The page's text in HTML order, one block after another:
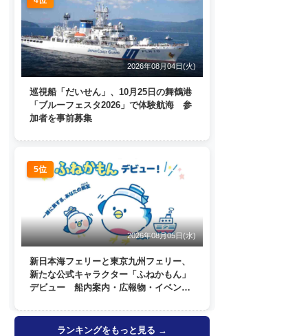
2026年08月04日(火)
巡視船「だいせん」、10月25日の舞鶴港
「ブルーフェスタ2026」で体験航海 参
加者を事前募集
5位
2026年08月05日(水)
新日本海フェリーと東京九州フェリー、
新たな公式キャラクター「ふねかもん」
デビュー 船内案内・広報物・イベン
ランキングをもっと見る →